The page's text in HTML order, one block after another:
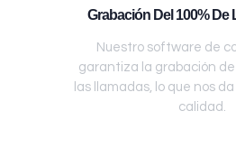
Grabación Del 100% De
Nuestro software de
garantiza la grabación
las llamadas, lo que nos
calidad.